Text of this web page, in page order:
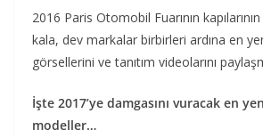
2016 Paris Otomobil Fuarının
kala, dev markalar birbirleri ardına en
görsellerini ve tanıtım videolarını
İşte 2017’ye damgasını vuracak en
modeller…